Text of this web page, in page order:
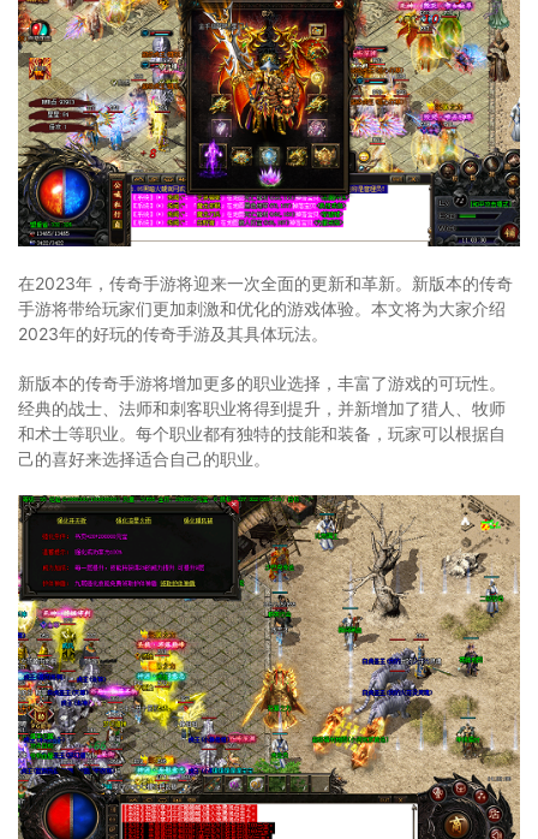
在2023年，传奇手游将迎来一次全面的更新和革新。新版本的传奇
手游将带给玩家们更加刺激和优化的游戏体验。本文将为大家介绍
2023年的好玩的传奇手游及其具体玩法。
新版本的传奇手游将增加更多的职业选择，丰富了游戏的可玩性。
经典的战士、法师和刺客职业将得到提升，并新增加了猎人、牧师
和术士等职业。每个职业都有独特的技能和装备，玩家可以根据自
己的喜好来选择适合自己的职业。